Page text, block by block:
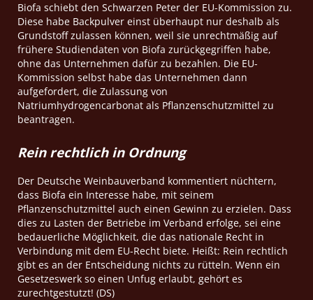
Biofa schiebt den Schwarzen Peter der EU-Kommission zu.
Diese habe Backpulver einst überhaupt nur deshalb als
Grundstoff zulassen können, weil sie unrechtmäßig auf
frühere Studiendaten von Biofa zurückgegriffen habe,
ohne das Unternehmen dafür zu bezahlen. Die EU-
Kommission selbst habe das Unternehmen dann
aufgefordert, die Zulassung von
Natriumhydrogencarbonat als Pflanzenschutzmittel zu
beantragen.
Rein rechtlich in Ordnung
Der Deutsche Weinbauverband kommentiert nüchtern,
dass Biofa ein Interesse habe, mit seinem
Pflanzenschutzmittel auch einen Gewinn zu erzielen. Dass
dies zu Lasten der Betriebe im Verband erfolge, sei eine
bedauerliche Möglichkeit, die das nationale Recht in
Verbindung mit dem EU-Recht biete. Heißt: Rein rechtlich
gibt es an der Entscheidung nichts zu rütteln. Wenn ein
Gesetzeswerk so einen Unfug erlaubt, gehört es
zurechtgestutzt! (DS)